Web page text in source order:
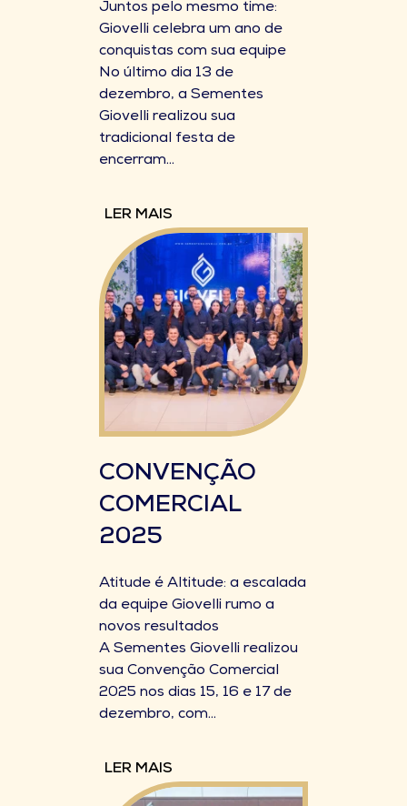
Juntos pelo mesmo time:
Giovelli celebra um ano de
conquistas com sua equipe
No último dia 13 de
dezembro, a Sementes
Giovelli realizou sua
tradicional festa de
encerram...
LER MAIS
CONVENÇÃO
COMERCIAL
2025
Atitude é Altitude: a escalada
da equipe Giovelli rumo a
novos resultados
A Sementes Giovelli realizou
sua Convenção Comercial
2025 nos dias 15, 16 e 17 de
dezembro, com...
LER MAIS